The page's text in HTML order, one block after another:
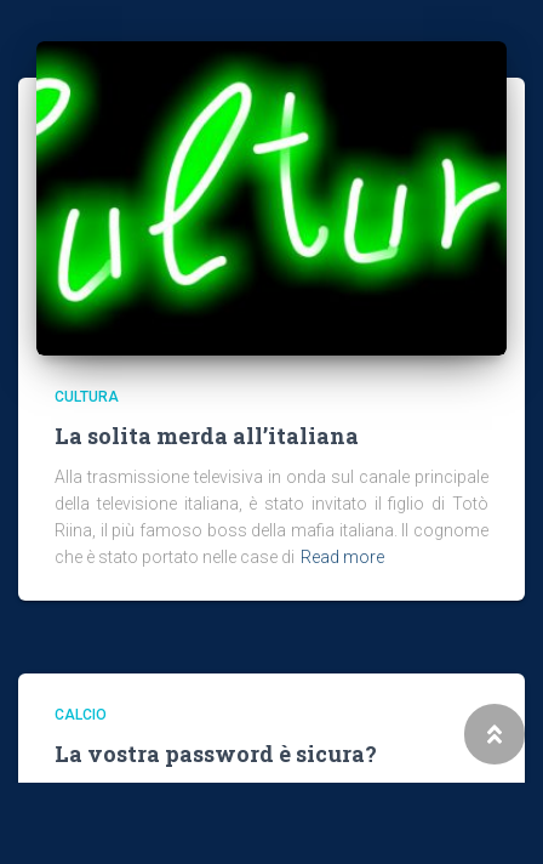
CULTURA
La solita merda all’italiana
Alla trasmissione televisiva in onda sul canale principale
della televisione italiana, è stato invitato il figlio di Totò
Riina, il più famoso boss della mafia italiana. Il cognome
che è stato portato nelle case di Read more
CALCIO
La vostra password è sicura?